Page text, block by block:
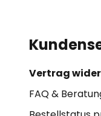
Vertrag
FAQ &